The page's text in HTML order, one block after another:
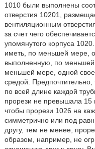
1010 были выполнены
отверстия 10201,
вентиляционным
за счет чего
упомянутого корпуса
иметь, по меньшей мере,
выполненную, по меньшей
меньшей мере, одной
средой.
по всей длине каждой
прорези не превышала 15
чтобы прорези 1026 на
симметрично или под
другу, тем не менее,
образом, например, не